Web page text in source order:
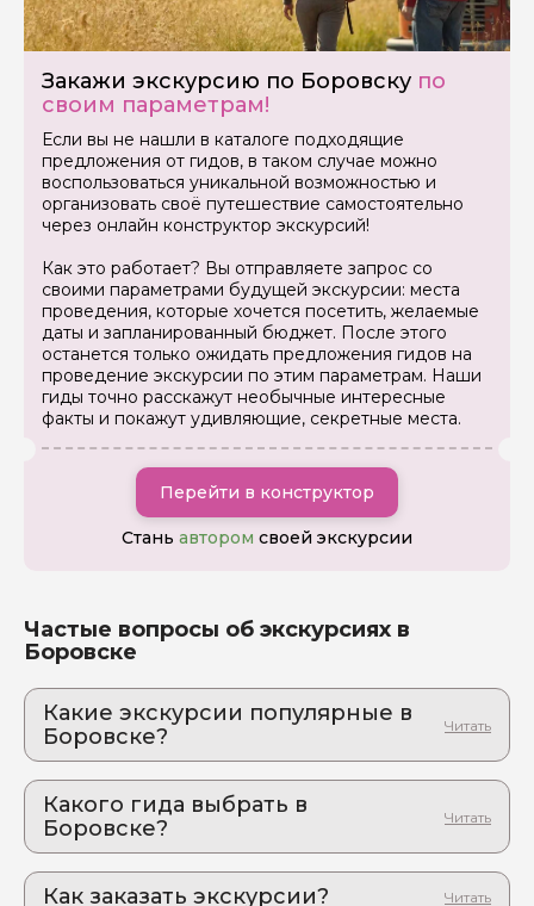
Закажи экскурсию по Боровску по
своим параметрам!
Если вы не нашли в каталоге подходящие
предложения от гидов, в таком случае можно
воспользоваться уникальной возможностью и
организовать своё путешествие самостоятельно
через онлайн конструктор экскурсий!
Как это работает? Вы отправляете запрос со
своими параметрами будущей экскурсии: места
проведения, которые хочется посетить, желаемые
даты и запланированный бюджет. После этого
останется только ожидать предложения гидов на
проведение экскурсии по этим параметрам. Наши
гиды точно расскажут необычные интересные
факты и покажут удивляющие, секретные места.
Перейти в конструктор
Стань автором своей экскурсии
Частые вопросы об экскурсиях в
Боровске
Какие экскурсии популярные в
Боровске?
Авторская экскурсия от
профессионального историка-архивиста
Там, где вера сильнее огня, а мечта — сильней
гравитации
Какого гида выбрать в
Боровске?
Как заказать экскурсии?
Ваш номер телефона
Если у вас есть интересующие вопросы, можете их
задать
Я даю своё согласие на обработку персональных
данных
Отправить